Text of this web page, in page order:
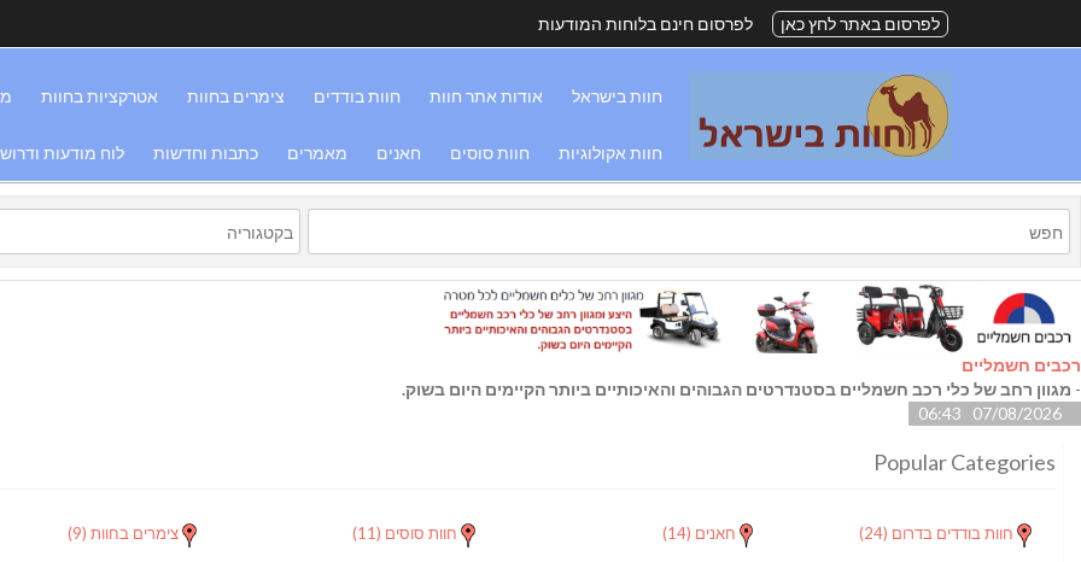
לפרסום באתר לחץ כאן לפרסום חינם בלוחות המודעות
חוות בישראל אודות אתר חוות חוות בודדים צימרים בחוות אטרקציות בחוות
חוות אקולוגיות חוות סוסים חאנים מאמרים כתבות וחדשות לוח מודעות
רכבים חשמליים
- מגוון רחב של כלי רכב חשמליים בסטנדרטים הגבוהים והאיכותיים ביותר הקיימים היום בשוק.
07/08/2026 06:43
Popular Categories
חוות בודדים בדרום (24) חאנים (14) חוות סוסים (11) צימרים בחוות (9)